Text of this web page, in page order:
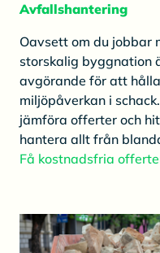
Avfallshantering
Oavsett om du jobbar
storskalig byggnation
avgörande för att
miljöpåverkan i
jämföra offerter och
hantera allt från
Få kostnadsfria